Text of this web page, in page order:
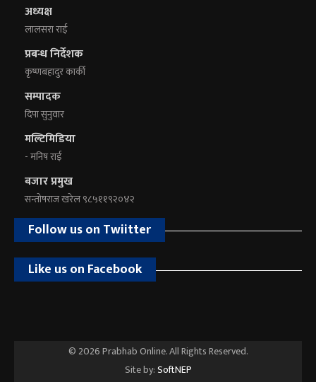
अध्यक्ष
लालसरा राई
प्रबन्ध निर्देशक
कृष्णबहादुर कार्की
सम्पादक
दिपा सुनुवार
मल्टिमिडिया
- मनिष राई
बजार प्रमुख
सन्तोषराज खरेल ९८५११९२०४२
Follow us on Twiitter
Like us on Facebook
© 2026 Prabhab Online. All Rights Reserved.
Site by:SoftNEP